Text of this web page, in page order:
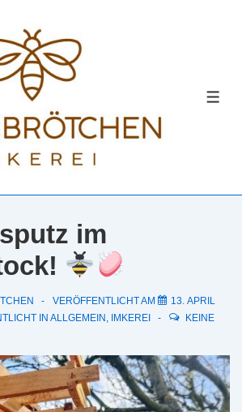
im
VERÖFFENTLICHT AM
13. APRIL
IN ALLGEMEIN IMKEREI
KEINE